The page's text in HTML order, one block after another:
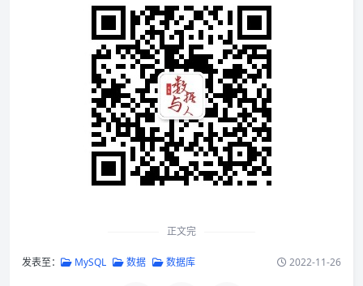
正文完
发表至： MySQL 数据 数据库 2022-11-26